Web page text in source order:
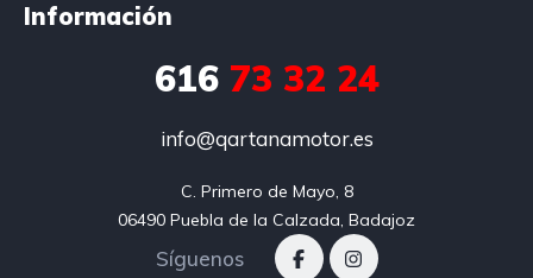
Información
61673 32 24
info@qartanamotor.es
C. Primero de Mayo, 8
06490 Puebla de la Calzada, Badajoz
Síguenos